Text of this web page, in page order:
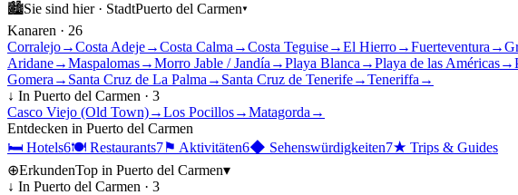
🏙Sie sind hier · StadtPuerto del Carmen▾
Kanaren · 26
Corralejo→Costa Adeje→Costa Calma →Costa Teguise→El Hierro→Fuerteventura →
Aridane→Maspalomas→Morro Jable / Jandía →Playa Blanca →Playa de las Américas→
Gomera → Santa Cruz de La Palma → Santa Cruz de Tenerife→Teneriffa →
↓ In Puerto del Carmen · 3
Casco Viejo (Old Town)→Los Pocillos→Matagorda →
Entdecken in Puerto del Carmen
🛏 Hotels6🍽 Restaurants7⚑ Aktivitäten6◆ Sehenswürdigkeiten7★ Trips & Guides
⊕ErkundenTop in Puerto del Carmen▾
↓ In Puerto del Carmen · 3